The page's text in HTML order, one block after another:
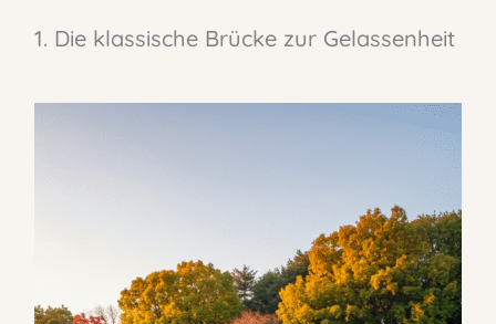
1. Die klassische Brücke zur Gelassenheit